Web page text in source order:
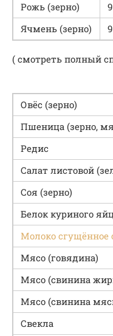
Рожь (зерно)
Ячмень (зерно)
( смотреть полный
Овёс (зерно)
Пшеница (зерно,
Редис
Салат листовой
Соя (зерно)
Белок куриного
Молоко сгущённое
Мясо (говядина)
Мясо (свинина
Мясо (свинина
Свекла